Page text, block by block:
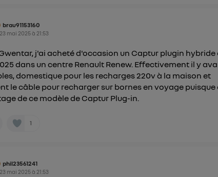
brau91153160
23 mai 2025à 21:53
j'ai acheté d'occasion un Captur plugin hybride
dans un centre Renault Renew. Effectivement il y
domestique pour les recharges 220v à la maison et
le câble pour recharger sur bornes en voyage puisque
de ce modèle de Captur Plug-in.
1
phil23561241
23 mai 2025à 21:53
foyer(ex : Wi-Fi), la personnalisation sera basée sur la navigation des
mobile.
à tout moment retirer ce consentement surle portail
") ou via la page « gérer Utiq » en bas de ce site.
veuillez consulterla Politique d'information sur les
personnelles d'Utiq